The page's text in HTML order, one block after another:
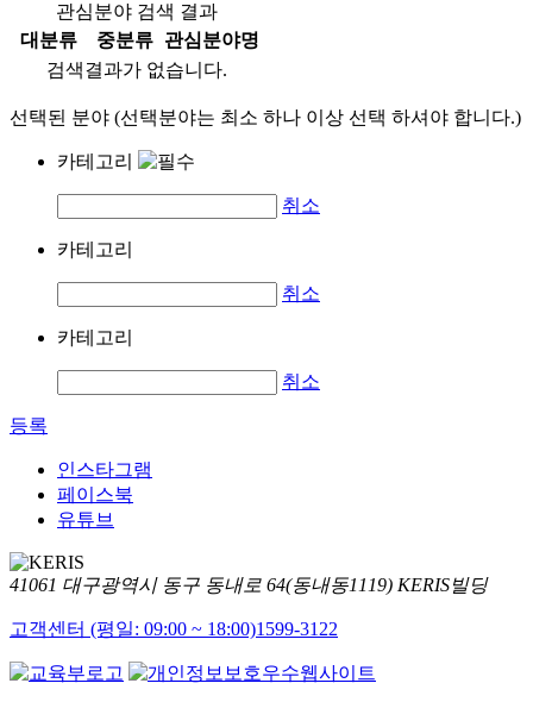
관심분야 검색 결과
대분류
중분류
관심분야명
검색결과가 없습니다.
선택된 분야 (선택분야는 최소 하나 이상 선택 하셔야 합니다.)
카테고리
취소
카테고리
취소
카테고리
취소
등록
인스타그램
페이스북
유튜브
41061 대구광역시 동구 동내로 64(동내동1119) KERIS빌딩
고객센터 (평일: 09:00 ~ 18:00)1599-3122